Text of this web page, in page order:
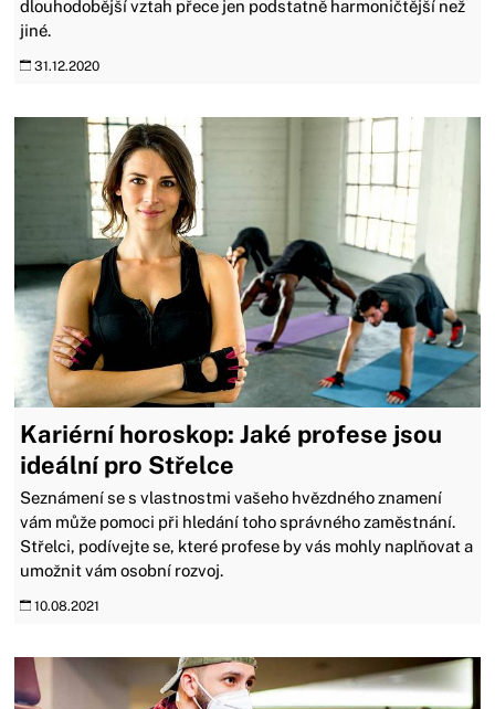
dlouhodobější vztah přece jen podstatně harmoničtější než
jiné.
31.12.2020
Kariérní horoskop: Jaké profese jsou
ideální pro Střelce
Seznámení se s vlastnostmi vašeho hvězdného znamení
vám může pomoci při hledání toho správného zaměstnání.
Střelci, podívejte se, které profese by vás mohly naplňovat a
umožnit vám osobní rozvoj.
10.08.2021